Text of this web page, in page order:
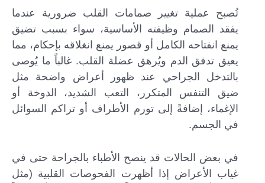
تُصبح عملية تغيير صمامات القلب ضرورية عندما
يفقد الصمام وظيفته الأساسية، سواء بسبب تضيق
يمنع انفتاحه الكامل أو قصور يمنع انغلاقه بإحكام، مما
يعيق تدفق الدم ويُرهق عضلة القلب. غالباً ما يُوصى
بالتدخل الجراحي عند ظهور أعراض واضحة مثل
ضيق التنفس المتكرر، التعب الشديد، الدوخة أو
الإغماء، إضافةً إلى تورم الأطراف أو تراكم السوائل
في الجسم.
في بعض الحالات قد ينصح الأطباء بالجراحة حتى في
غياب الأعراض إذا أظهرت الفحوصات القلبية (مثل